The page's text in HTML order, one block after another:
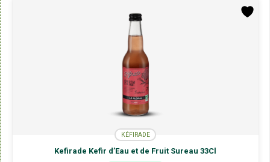
KÉFIRADE
Kefirade Kefir d’Eau et de Fruit Sureau 33Cl